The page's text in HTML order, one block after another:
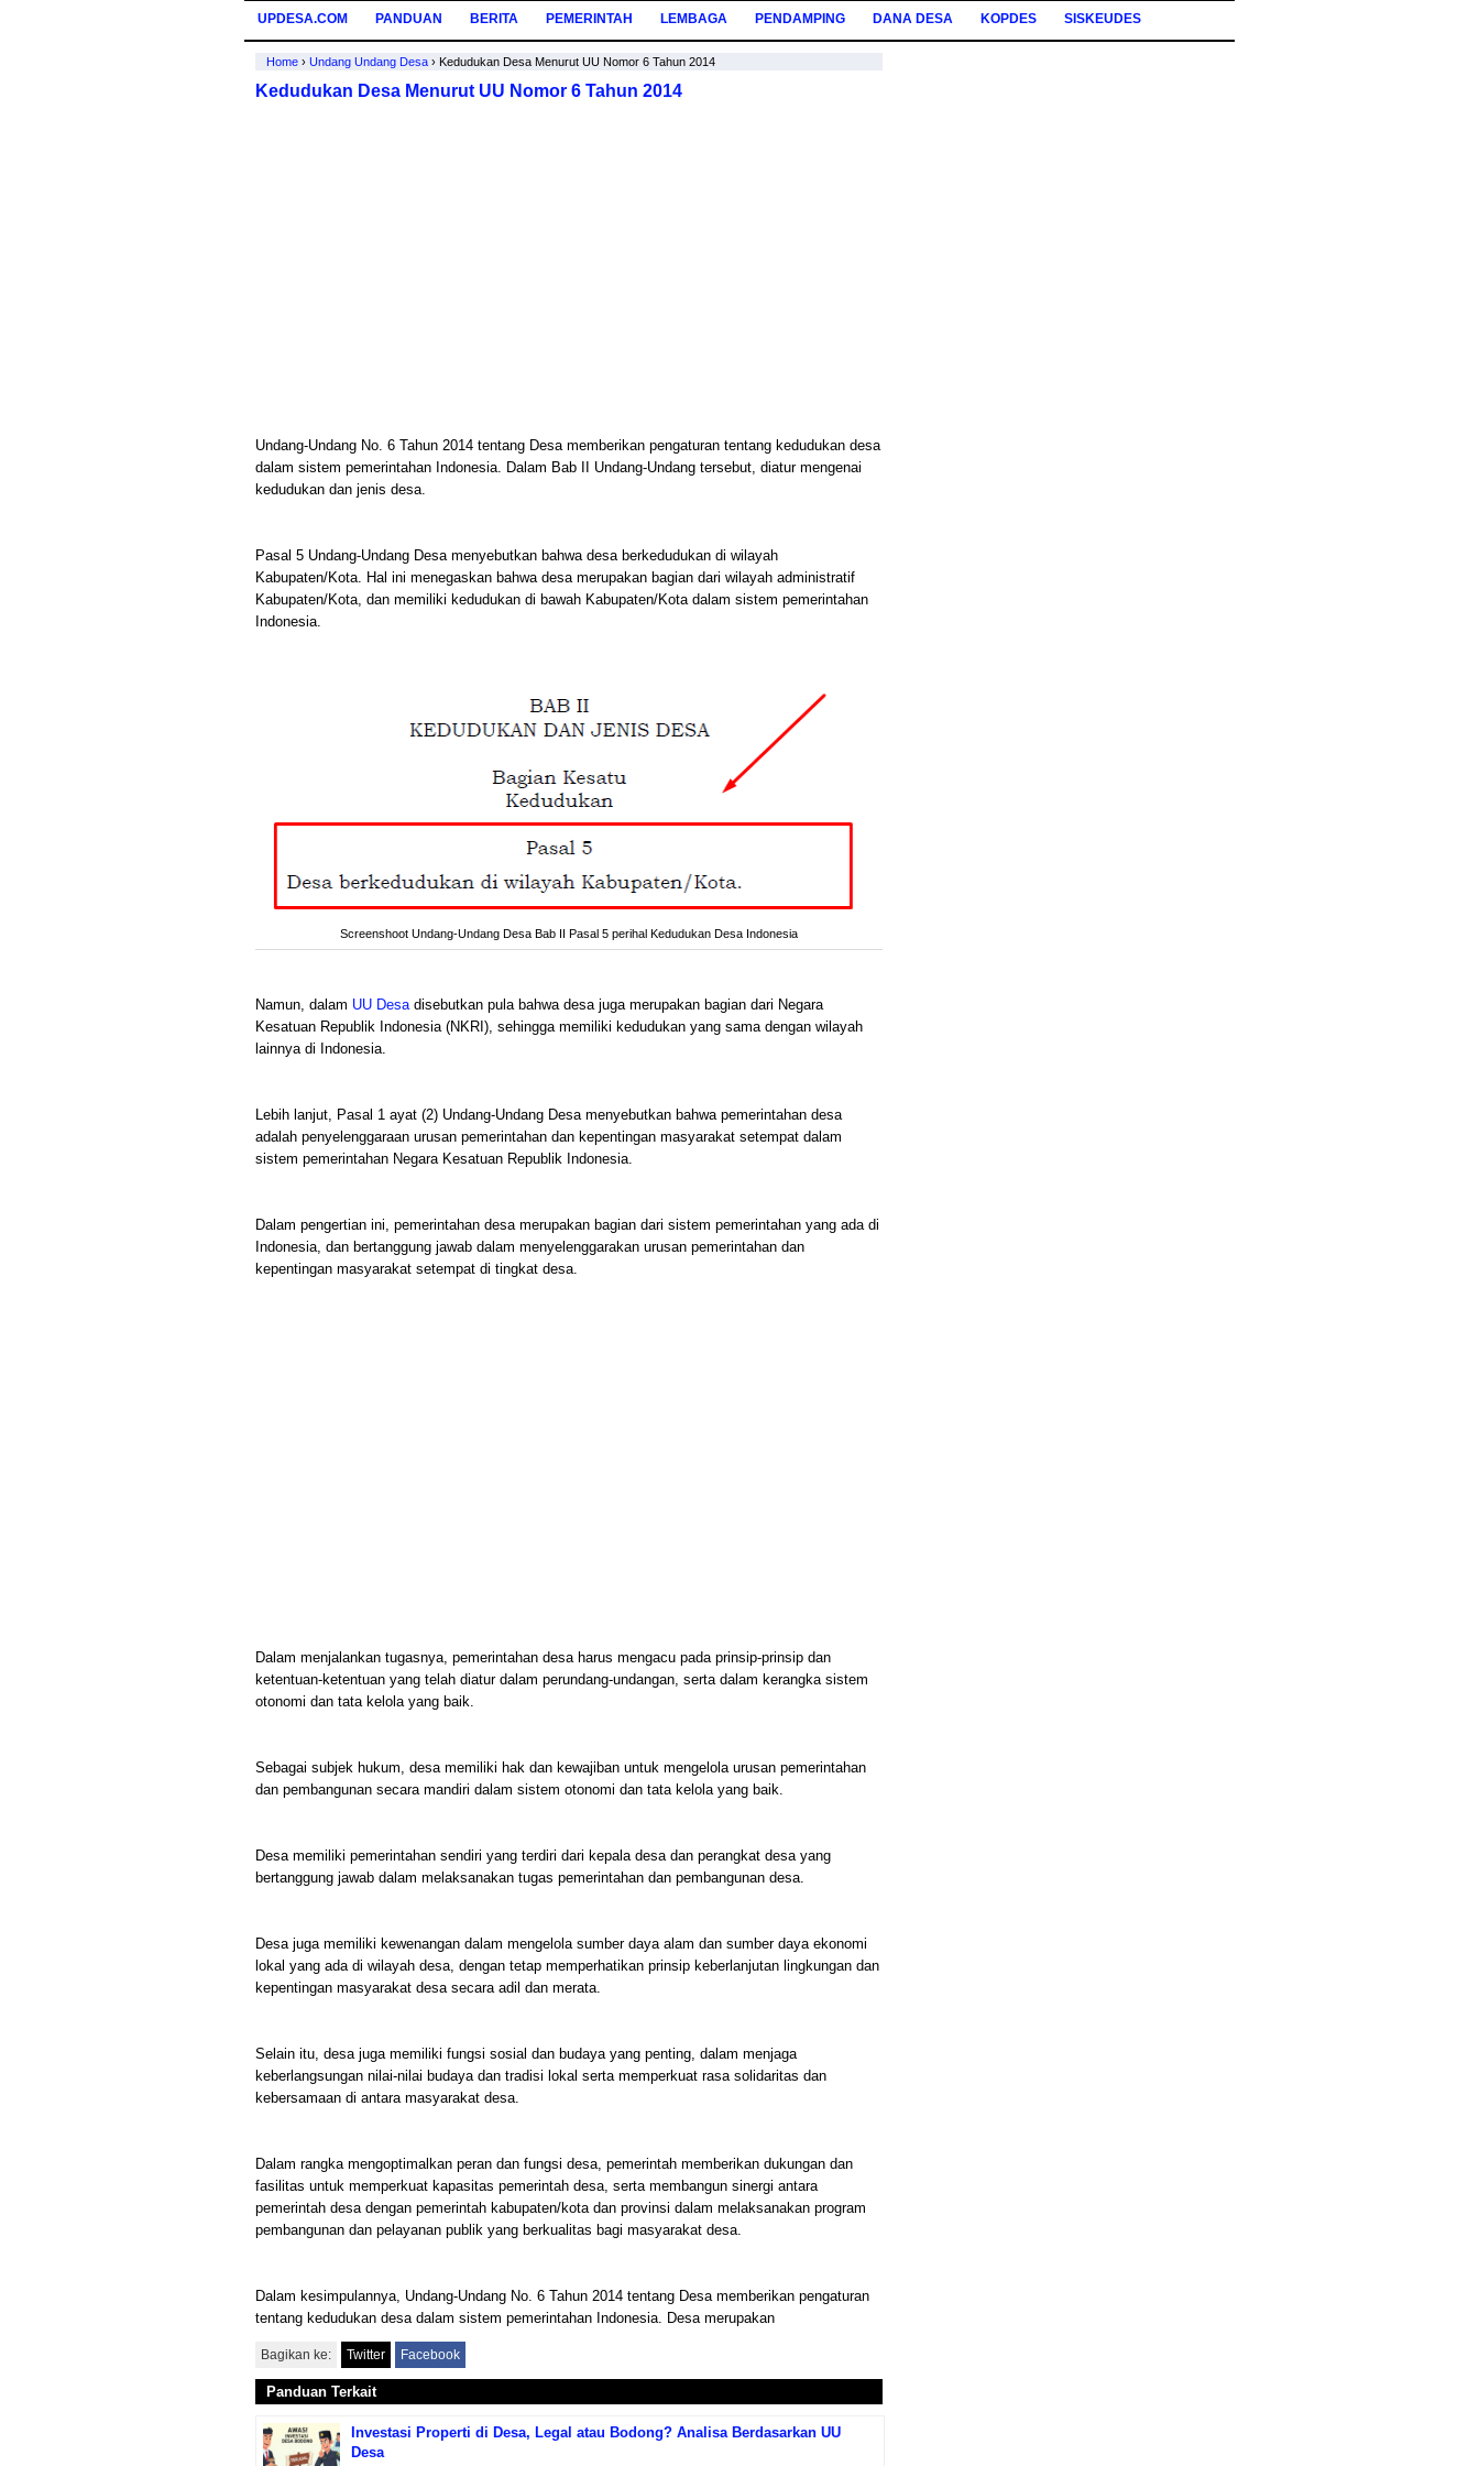
UPDESA.COM PANDUAN BERITA PEMERINTAH LEMBAGA PENDAMPING DANA DESA KOPDES SISKEUDES
Home › Undang Undang Desa › Kedudukan Desa Menurut UU Nomor 6 Tahun 2014
Kedudukan Desa Menurut UU Nomor 6 Tahun 2014
Undang-Undang No. 6 Tahun 2014 tentang Desa memberikan pengaturan tentang kedudukan desa
dalam sistem pemerintahan Indonesia. Dalam Bab II Undang-Undang tersebut, diatur mengenai
kedudukan dan jenis desa.
Pasal 5 Undang-Undang Desa menyebutkan bahwa desa berkedudukan di wilayah
Kabupaten/Kota. Hal ini menegaskan bahwa desa merupakan bagian dari wilayah administratif
Kabupaten/Kota, dan memiliki kedudukan di bawah Kabupaten/Kota dalam sistem pemerintahan
Indonesia.
Screenshoot Undang-Undang Desa Bab II Pasal 5 perihal Kedudukan Desa Indonesia
Namun, dalam UU Desadisebutkan pula bahwa desa juga merupakan bagian dari Negara
Kesatuan Republik Indonesia (NKRI), sehingga memiliki kedudukan yang sama dengan wilayah
lainnya di Indonesia.
Lebih lanjut, Pasal 1 ayat (2) Undang-Undang Desa menyebutkan bahwa pemerintahan desa
adalah penyelenggaraan urusan pemerintahan dan kepentingan masyarakat setempat dalam
sistem pemerintahan Negara Kesatuan Republik Indonesia.
Dalam pengertian ini, pemerintahan desa merupakan bagian dari sistem pemerintahan yang ada di
Indonesia, dan bertanggung jawab dalam menyelenggarakan urusan pemerintahan dan
kepentingan masyarakat setempat di tingkat desa.
Dalam menjalankan tugasnya, pemerintahan desa harus mengacu pada prinsip-prinsip dan
ketentuan-ketentuan yang telah diatur dalam perundang-undangan, serta dalam kerangka sistem
otonomi dan tata kelola yang baik.
Sebagai subjek hukum, desa memiliki hak dan kewajiban untuk mengelola urusan pemerintahan
dan pembangunan secara mandiri dalam sistem otonomi dan tata kelola yang baik.
Desa memiliki pemerintahan sendiri yang terdiri dari kepala desa dan perangkat desa yang
bertanggung jawab dalam melaksanakan tugas pemerintahan dan pembangunan desa.
Desa juga memiliki kewenangan dalam mengelola sumber daya alam dan sumber daya ekonomi
lokal yang ada di wilayah desa, dengan tetap memperhatikan prinsip keberlanjutan lingkungan dan
kepentingan masyarakat desa secara adil dan merata.
Selain itu, desa juga memiliki fungsi sosial dan budaya yang penting, dalam menjaga
keberlangsungan nilai-nilai budaya dan tradisi lokal serta memperkuat rasa solidaritas dan
kebersamaan di antara masyarakat desa.
Dalam rangka mengoptimalkan peran dan fungsi desa, pemerintah memberikan dukungan dan
fasilitas untuk memperkuat kapasitas pemerintah desa, serta membangun sinergi antara
pemerintah desa dengan pemerintah kabupaten/kota dan provinsi dalam melaksanakan program
pembangunan dan pelayanan publik yang berkualitas bagi masyarakat desa.
Dalam kesimpulannya, Undang-Undang No. 6 Tahun 2014 tentang Desa memberikan pengaturan
tentang kedudukan desa dalam sistem pemerintahan Indonesia. Desa merupakan
Bagikan ke: Twitter Facebook
Panduan Terkait
Investasi Properti di Desa, Legal atau Bodong? Analisa Berdasarkan UU
Desa